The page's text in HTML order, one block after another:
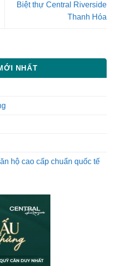
Biệt thự Central Riverside
Thanh Hóa
NHẤT
hộ cao cấp chuẩn quốc tế